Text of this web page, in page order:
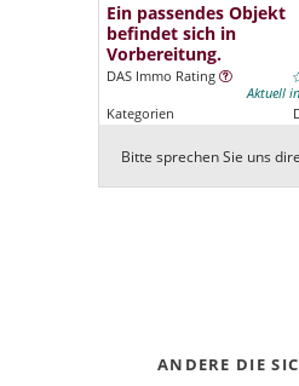
Ein passendes Objekt
befindet sich in
Vorbereitung.
DAS Immo Rating
Aktuell
Kategorien
Bitte sprechen Sie uns
ANDERE DIE